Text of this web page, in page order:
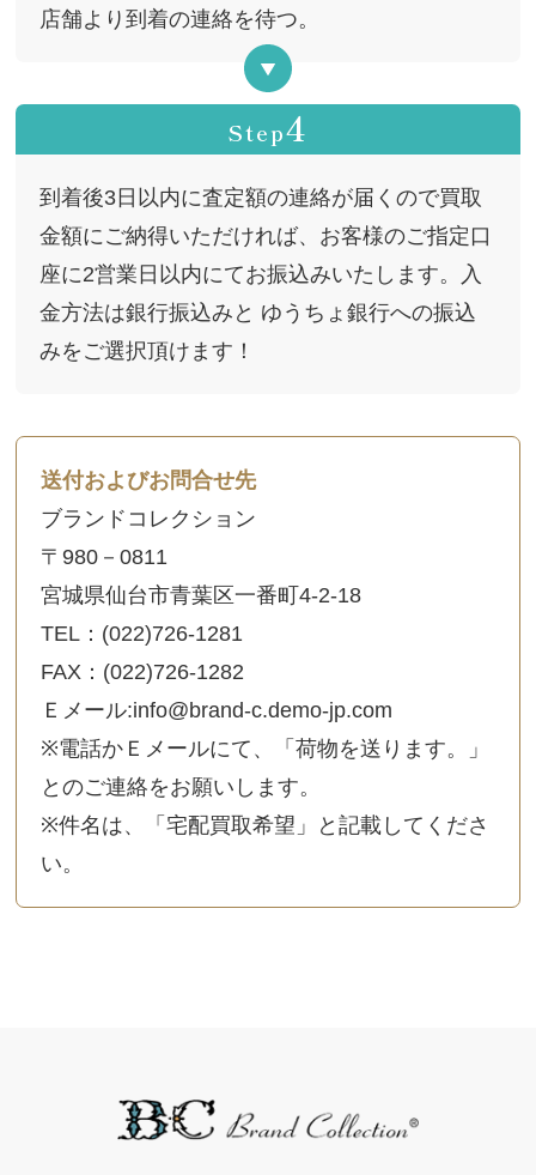
店舗より到着の連絡を待つ。
Step4
到着後3日以内に査定額の連絡が届くので買取
金額にご納得いただければ、お客様のご指定口
座に2営業日以内にてお振込みいたします。入
金方法は銀行振込みと ゆうちょ銀行への振込
みをご選択頂けます！
送付およびお問合せ先
ブランドコレクション
〒980－0811
宮城県仙台市青葉区一番町4-2-18
TEL：(022)726-1281
FAX：(022)726-1282
Ｅメール:info@brand-c.demo-jp.com
※電話かＥメールにて、「荷物を送ります。」
とのご連絡をお願いします。
※件名は、「宅配買取希望」と記載してくださ
い。